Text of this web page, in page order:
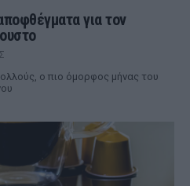
για τον
ο πιο όμορφος μήνας του